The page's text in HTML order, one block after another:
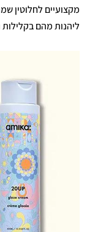
מקצועיים לחלוטין
ליהנות מהם